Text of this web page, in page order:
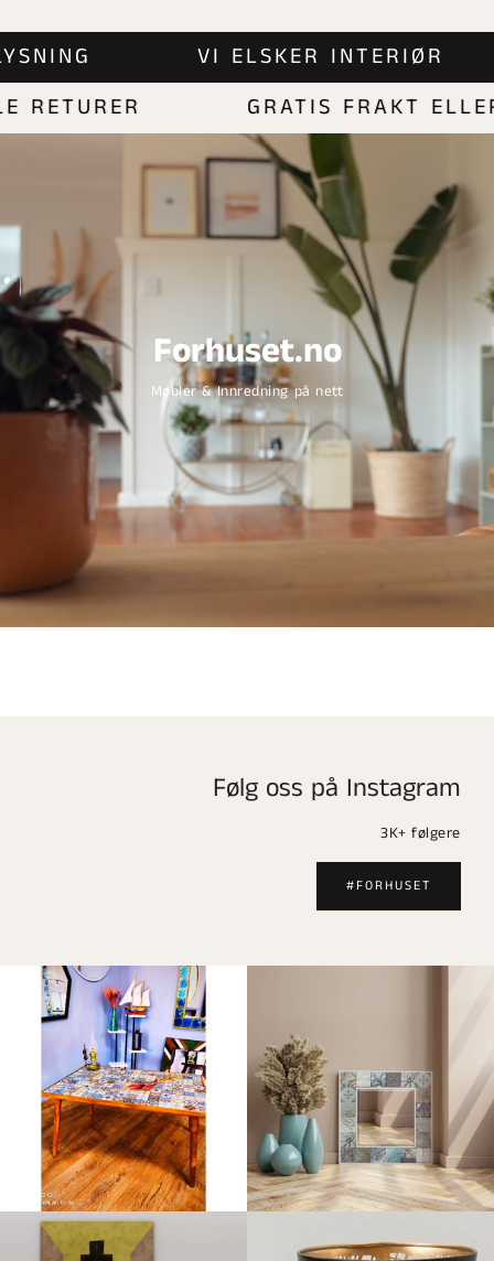
VI ELSKER INTERIØR
GRATIS FRAKT ELLER
Forhuset.no
Møbler & Innredning på nett
Følg oss på Instagram
3K+ følgere
#FORHUSET